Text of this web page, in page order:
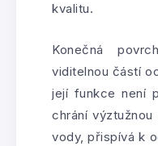
kvalitu.
Konečná
viditelnou částí
její funkce není
chrání
vody, přispívá k